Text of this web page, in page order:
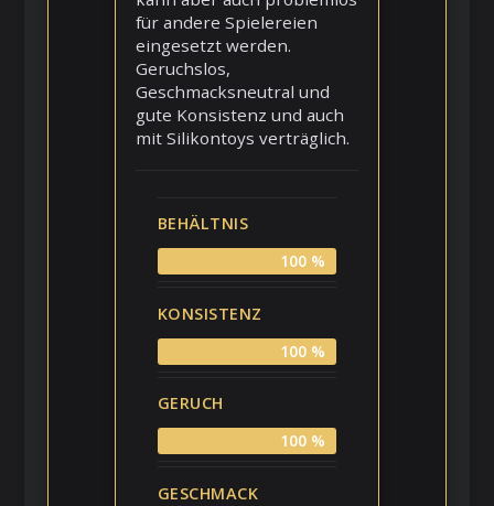
für andere Spielereien
eingesetzt werden.
Geruchslos,
Geschmacksneutral und
gute Konsistenz und auch
mit Silikontoys verträglich.
BEHÄLTNIS
100 %
KONSISTENZ
100 %
GERUCH
100 %
GESCHMACK